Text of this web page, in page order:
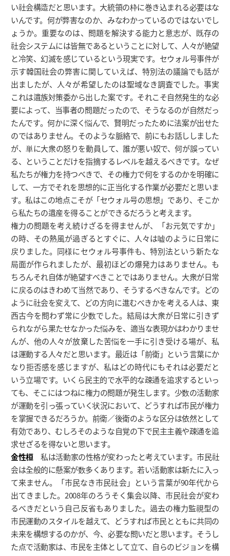
い社会構造だと思います。大統領の枠に巻き込まれる必要はな
いんです。何が弊害なのか、みなわかっているのではないでし
ょうか。重要なのは、問題を解決する能力と意志が、既存の
社会システムには皆無であるということに対して、人々が絶望
と冷笑、幻滅を感じているという現実です。セウォル号事件が
示す韓国社会の弊害に関していえば、特別法の議論でも話が
出ましたが、人々が希望したのは聖域なき調査でした。事実
これは遺族対策委から出した案です。それこそ自然発生的な必
要によって、当事者の問題だったので、そうなるのが自然だっ
たんです。何かに深く悩んで、賢明だったために法案が出せた
のではありません。そのような脈絡で、前にもお話ししました
が、単に大衆の怒りを動員して、誰が悪い奴で、何が誤ってい
る、ということだけを指摘するレベルを越えるべきです。なぜ
私たちが権力を持つべきで、その権力で何をするのかを明確に
して、一方でそれを思想的に正当化する作業が必要だと思いま
す。私はこの地点こそが「セウォル号の思想」であり、そこか
ら私たちの遺産を得ることができるだろうと考えます。
権力の問題を考え続けざるを得ませんが、「お元気ですか」
の時、その熱風が過ぎるとすぐに、人々は嘘のように日常に
戻りました。同様にセウォル号事件も、特別法という新たな
局面が作られましたが、最初ほどの爆発力はありません。も
ちろんそれ自体が絶望すべきことではありません。大衆が日常
に戻るのはきわめて当然であり、そうするべきなんです。どの
ように社会を変えて、どの方向に進むべきかを考える人は、東
西古今を問わず常に少数でした。結局は大衆が日常に引きず
られながら果たせなかった悩みを、適当な表現かはわかりませ
んが、他の人々が放棄した苦悩を一手に引き受ける場が、私
は運動する人々だと思います。最近は「前衛」という言葉にか
なり拒否感を感じますが、私はどの時代にもそれは必要だと
いう立場です。いくら民主的で水平的な疎通を追求するといっ
ても、そこにはつねに権力の問題が発生します。少数の活動家
が運動を引っ張っていく状況において、どうすれば市民が権力
を掌握できるだろうか。前衛／後衛のような区分は依然として
有効であり、むしろそのような自覚の下で民主主義や疎通を追
求せざるを得ないと思います。
金性桓私は活動家の性格が変わったと考えています。市民社
会は全般的に懸案が数多くあります。若い活動家は新たに入っ
て来ません。「市民なき市民社会」という言葉が90年代から
出てきました。2008年のろうそく集会以降、市民社会が変わ
るべきだという自己反省もありました。過去の権力監視型の
市民運動のスタイルを越えて、どうすれば市民とともに共同の
未来を構想するのかが、今、必要な問いだと思います。そうし
た点で活動家は、市民を主体として立て、自らのビジョンを構